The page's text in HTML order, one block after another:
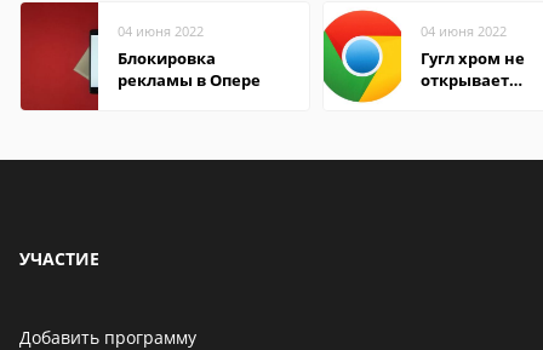
04 июня 2022
Блокировка
рекламы в Опере
04 июня 2022
Гугл хром не
открывает
УЧАСТИЕ
Добавить программу